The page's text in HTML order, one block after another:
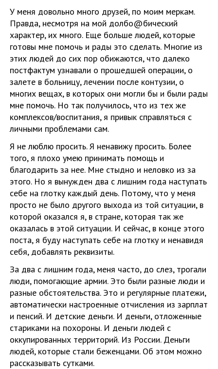
У меня довольно много друзей, по моим меркам.
Правда, несмотря на мой долбо@бический
характер, их много. Еще больше людей, которые
готовы мне помочь и рады это сделать. Многие из
этих людей до сих пор обижаются, что далеко
постфактум узнавали о прошедшей операции, о
залете в больницу, лечении после контузии, о
многих вещах, в которых они могли бы и были рады
мне помочь. Но так получилось, что из тех же
комплексов/воспитания, я привык справляться с
личными проблемами сам.
Я не люблю просить. Я ненавижу просить. Более
того, я плохо умею принимать помощь и
благодарить за нее. Мне стыдно и неловко из за
этого. Но я вынужден два с лишним года наступать
себе на глотку каждый день. Потому, что у меня
просто не было другого выхода из той ситуации, в
которой оказался я, в стране, которая так же
оказалась в этой ситуации. И сейчас, в конце этого
поста, я буду наступать себе на глотку и ненавидя
себя, добавлять реквизиты.
За два с лишним года, меня часто, до слез, трогали
люди, помогающие армии. Это были разные люди и
разные обстоятельства. Это и регулярные платежи,
автоматически настроенные отчисления из зарплат
и пенсий. И детские деньги. И деньги, отложенные
стариками на похороны. И деньги людей с
оккупированных территорий. Из России. Деньги
людей, которые стали беженцами. Об этом можно
рассказывать сутками.